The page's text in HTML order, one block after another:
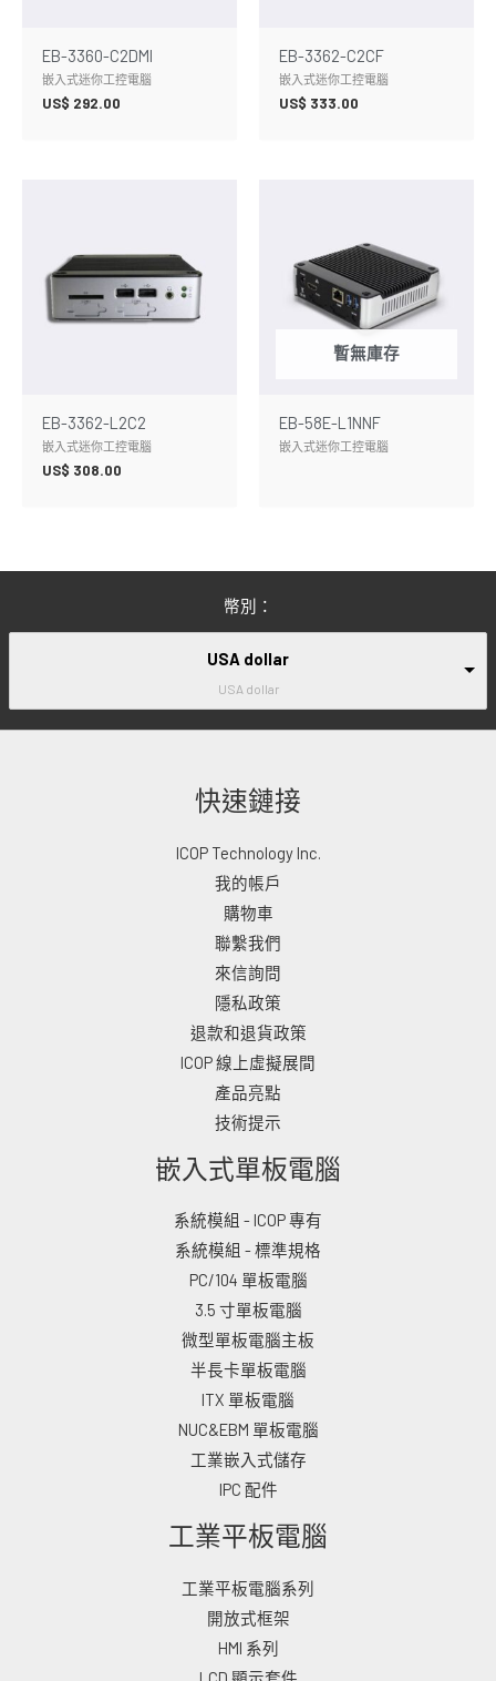
EB-3360-C2DMI
嵌入式迷你工控電腦
US$ 292.00
EB-3362-C2CF
嵌入式迷你工控電腦
US$ 333.00
EB-3362-L2C2
嵌入式迷你工控電腦
US$ 308.00
暫無庫存
EB-58E-L1NNF
嵌入式迷你工控電腦
幣別：
USA dollar
USA dollar
快速鏈接
ICOP Technology Inc.
我的帳戶
購物車
聯繫我們
來信詢問
隱私政策
退款和退貨政策
ICOP 線上虛擬展間
產品亮點
技術提示
嵌入式單板電腦
系統模組 - ICOP 專有
系統模組 - 標準規格
PC/104 單板電腦
3.5 寸單板電腦
微型單板電腦主板
半長卡單板電腦
ITX 單板電腦
NUC&EBM 單板電腦
工業嵌入式儲存
IPC 配件
工業平板電腦
工業平板電腦系列
開放式框架
HMI 系列